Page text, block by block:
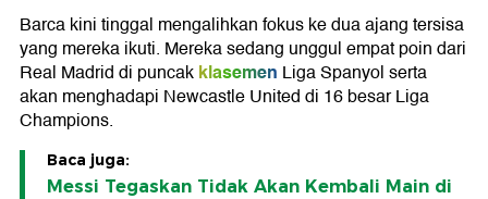
Barca kini tinggal mengalihkan fokus ke dua ajang tersisa
yang mereka ikuti. Mereka sedang unggul empat poin dari
Real Madrid di puncakklasemen Liga Spanyol serta
akan menghadapi Newcastle United di 16 besar Liga
Champions.
Baca juga:
Messi Tegaskan Tidak Akan Kembali Main di